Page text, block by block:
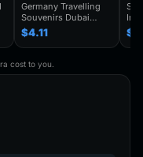
Germany Travelling
Souvenirs Dubai
Kuwait Fridge
Stickers Japan
Shanghai Korea
Finland Mauritius
Fridge Magnets
$4.11
cost to you.